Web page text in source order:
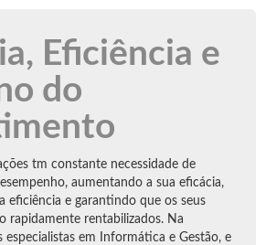
Eficiência e
do
tm constante necessidade de
aumentando a sua eficácia,
eficiência e garantindo que os seus
rapidamente rentabilizados. Na
especialistas em Informática e Gestão, e